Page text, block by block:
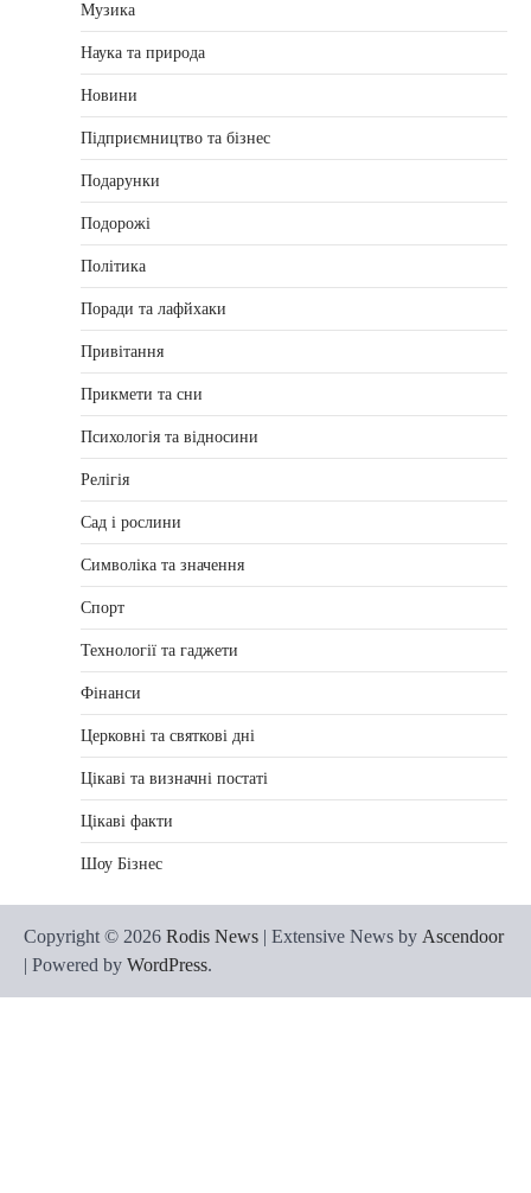
Музика
Наука та природа
Новини
Підприємництво та бізнес
Подарунки
Подорожі
Політика
Поради та лафйхаки
Привітання
Прикмети та сни
Психологія та відносини
Релігія
Сад і рослини
Символіка та значення
Спорт
Технології та гаджети
Фінанси
Церковні та святкові дні
Цікаві та визначні постаті
Цікаві факти
Шоу Бізнес
Copyright © 2026 Rodis News | Extensive News by Ascendoor
| Powered by WordPress.